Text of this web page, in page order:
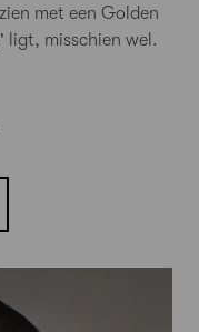
met een Golden
ligt, misschien wel.